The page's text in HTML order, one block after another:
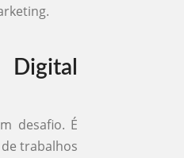
desafio. É
trabalhos